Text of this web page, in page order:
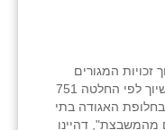
המגורים
בקיבוץ. בניגוד להסדרים הקנייניים של שיוך לפי החלטה 751
הקנייני" (במקור החלטה 979), בחלופת האגודה בתי
מהמשבצת", דהיינו